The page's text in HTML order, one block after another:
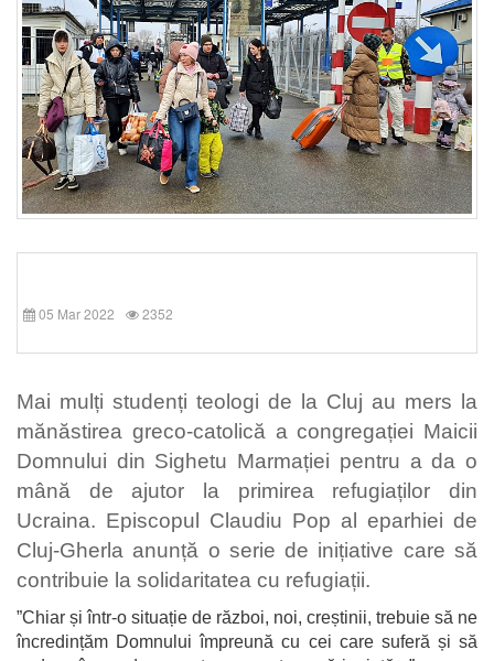
05 Mar 2022 2352
Mai mulți studenți teologi de la Cluj au mers la
mănăstirea greco-catolică a congregației Maicii
Domnului din Sighetu Marmației pentru a da o
mână de ajutor la primirea refugiaților din
Ucraina. Episcopul Claudiu Pop al eparhiei de
Cluj-Gherla anunță o serie de inițiative care să
contribuie la solidaritatea cu refugiații.
”Chiar și într-o situație de război, noi, creștinii, trebuie să ne
încredințăm Domnului împreună cu cei care suferă și să